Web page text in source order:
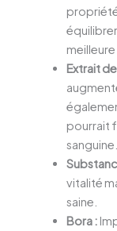
meilleure
Extrait
pourrait
sanguine.
vitalité
saine.
Bora :